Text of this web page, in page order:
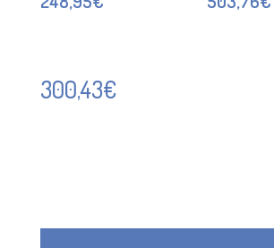
300,43€